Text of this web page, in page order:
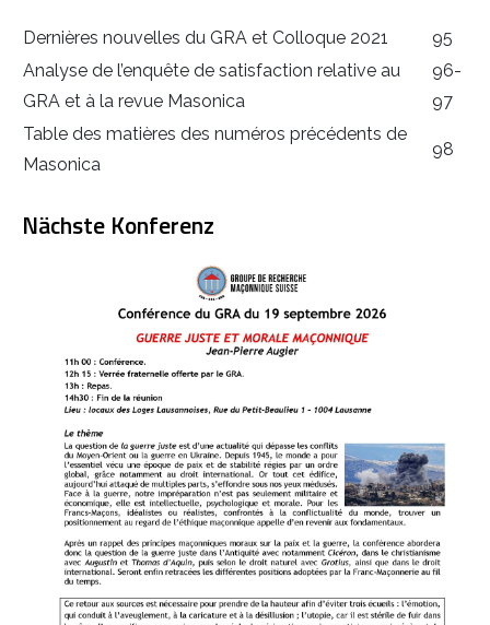
Nächste Konferenz
Dernières nouvelles du GRA et Colloque 2021
95
Analyse de l’enquête de satisfaction relative au
GRA et à la revue Masonica
96-
97
Table des matières des numéros précédents de
Masonica
98